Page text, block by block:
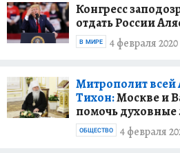
Конгресс
отдать России
4 февраля 2020
В МИРЕ
Митрополит
Тихон:Москве и
помочь
4 февраля
ОБЩЕСТВО